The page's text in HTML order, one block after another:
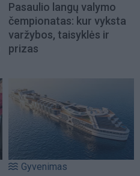
Pasaulio langų valymo
čempionatas: kur vyksta
varžybos, taisyklės ir
prizas
Gyvenimas